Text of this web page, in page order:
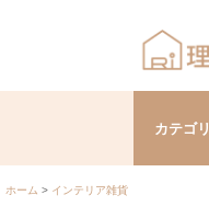
カテゴリ
ホーム インテリア雑貨